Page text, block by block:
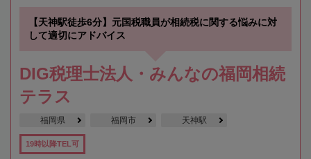
【天神駅徒歩6分】元国税職員が相続税に関する悩みに対
して適切にアドバイス
DIG税理士法人・みんなの福岡相続
テラス
福岡県 福岡市 天神駅
19時以降TEL可